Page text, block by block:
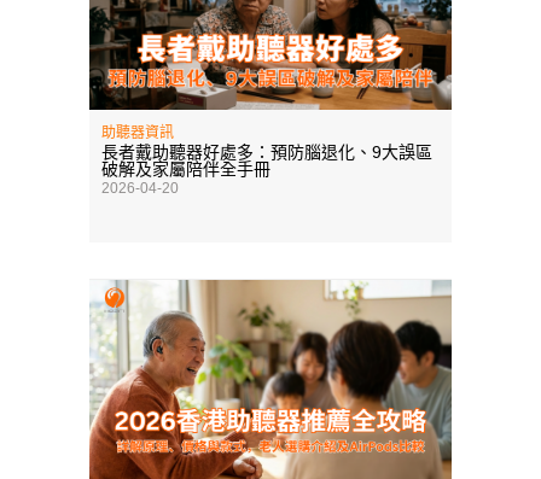
助聽器資訊
長者戴助聽器好處多：預防腦退化、9大誤區
破解及家屬陪伴全手冊
2026-04-20